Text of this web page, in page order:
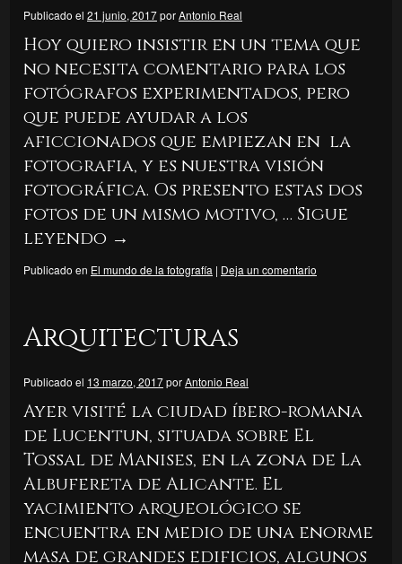
Publicado el 21 junio, 2017porAntonio Real
Hoy quiero insistir en un tema que
no necesita comentario para los
fotógrafos experimentados, pero
que puede ayudar a los
aficcionados que empiezan en la
fotografia, y es nuestra visión
fotográfica. Os presento estas dos
fotos de un mismo motivo, … Sigue
leyendo →
Publicado en El mundo de la fotografía | Deja un comentario
Arquitecturas
Publicado el 13 marzo, 2017porAntonio Real
Ayer visité la ciudad íbero-romana
de Lucentun, situada sobre El
Tossal de Manises, en la zona de La
Albufereta de Alicante. El
yacimiento arqueológico se
encuentra en medio de una enorme
masa de grandes edificios, algunos